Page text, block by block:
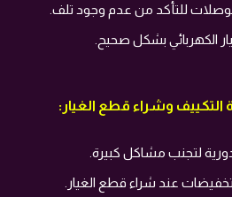
للتأكد من عدم وجود تلف.
الكهربائي بشكل صحيح.
التكييف وشراء قطع الغيار:
لتجنب مشاكل كبيرة.
عند شراء قطع الغيار.